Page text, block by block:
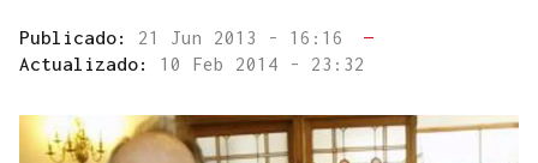
Publicado: 21 Jun 2013 - 16:16
—
Actualizado: 10 Feb 2014 - 23:32